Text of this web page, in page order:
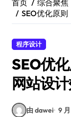
首页 综合聚焦
SEO优化原
程序设计
SEO优
网站设
由 dawei 9